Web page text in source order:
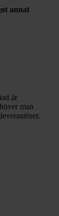
annat
är
man